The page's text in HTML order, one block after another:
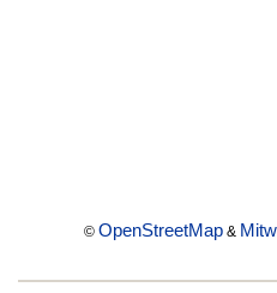
© OpenStreetMap &